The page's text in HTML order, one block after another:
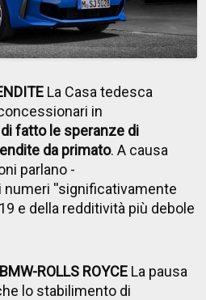
La Casa tedesca
in
fatto le speranze di
da primato. A causa
parlano -
''significativamente
e della redditività più debole
ROLLS ROYCE La pausa
lo stabilimento di